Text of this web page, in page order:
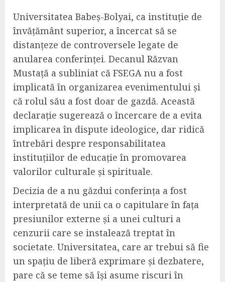
Universitatea Babeș-Bolyai, ca instituție de
învățământ superior, a încercat să se
distanțeze de controversele legate de
anularea conferinței. Decanul Răzvan
Mustață a subliniat că FSEGA nu a fost
implicată în organizarea evenimentului și
că rolul său a fost doar de gazdă. Această
declarație sugerează o încercare de a evita
implicarea în dispute ideologice, dar ridică
întrebări despre responsabilitatea
instituțiilor de educație în promovarea
valorilor culturale și spirituale.
Decizia de a nu găzdui conferința a fost
interpretată de unii ca o capitulare în fața
presiunilor externe și a unei culturi a
cenzurii care se instalează treptat în
societate. Universitatea, care ar trebui să fie
un spațiu de liberă exprimare și dezbatere,
pare că se teme să își asume riscuri în